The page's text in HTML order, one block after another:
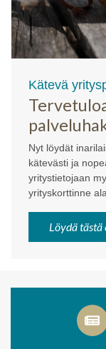
Kätevä
Nyt löydät
kätevästi ja
yritystietojaan
yrityskorttinne
Löydä